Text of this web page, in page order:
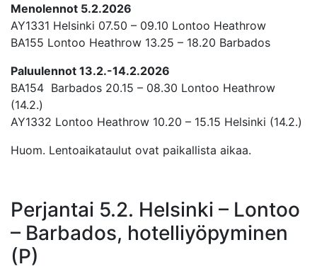
Menolennot 5.2.2026
AY1331 Helsinki 07.50 – 09.10 Lontoo Heathrow
BA155 Lontoo Heathrow 13.25 – 18.20 Barbados
Paluulennot 13.2.-14.2.2026
BA154 Barbados 20.15 – 08.30 Lontoo Heathrow
(14.2.)
AY1332 Lontoo Heathrow 10.20 – 15.15 Helsinki (14.2.)
Huom. Lentoaikataulut ovat paikallista aikaa.
Perjantai 5.2. Helsinki – Lontoo
– Barbados, hotelliyöpyminen
(P)